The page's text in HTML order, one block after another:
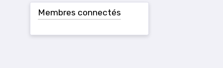
Membres connectés